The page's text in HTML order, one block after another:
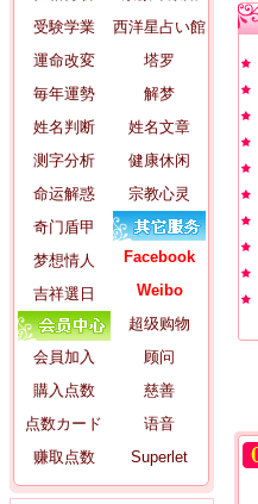
受験学業
運命改変
毎年運勢
姓名判断
测字分析
命运解惑
奇门盾甲
梦想情人
吉祥選日
会員加入
購入点数
点数カード
赚取点数
西洋星占い館
塔罗
解梦
姓名文章
健康休闲
宗教心灵
Facebook
Weibo
超级购物
顾问
慈善
语音
Superlet